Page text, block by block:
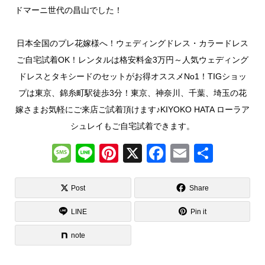
ドマーニ世代の昌山でした！
日本全国のプレ花嫁様へ！ウェディングドレス・カラードレス
ご自宅試着OK！レンタルは格安料金3万円～人気ウェディング
ドレスとタキシードのセットがお得オススメNo1！TIGショッ
プは東京、錦糸町駅徒歩3分！東京、神奈川、千葉、埼玉の花
嫁さまお気軽にご来店ご試着頂けます♪KIYOKO HATA ローラア
シュレイもご自宅試着できます。
M
e
ss
a
g
e
Li
n
Pi
nt
st
X
F
a
c
e
b
E
m
ail
有
Post Share
LINE Pin it
note